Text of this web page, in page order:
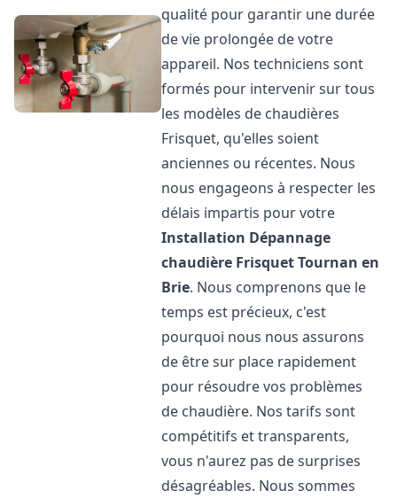
qualité pour garantir une durée
de vie prolongée de votre
appareil. Nos techniciens sont
formés pour intervenir sur tous
les modèles de chaudières
Frisquet, qu'elles soient
anciennes ou récentes. Nous
nous engageons à respecter les
délais impartis pour votre
Installation Dépannage
chaudière FrisquetTournan en
Brie. Nous comprenons que le
temps est précieux, c'est
pourquoi nous nous assurons
de être sur place rapidement
pour résoudre vos problèmes
de chaudière. Nos tarifs sont
compétitifs et transparents,
vous n'aurez pas de surprises
désagréables. Nous sommes